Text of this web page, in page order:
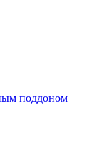
поддоном